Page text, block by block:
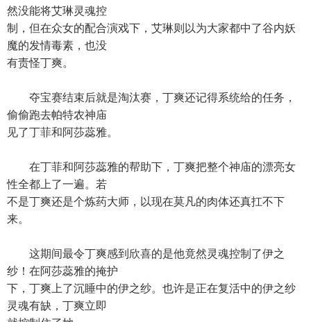
然没能将艾琳灵魂控
制，但在众女的配合演戏下，艾琳则以为大家都中了谷内妖
魔的发情毒素，也没
有责怪丁爽。
夺宝赛结束后就是淘汰赛，丁爽还记得系统给的任务，
偷偷跑去帕特农神庙
见了丁菲和阿莎蕊雅。
在丁菲和阿莎蕊雅的帮助下，丁爽把整个神庙的漂亮女
性全都上了一遍。若
不是丁爽还是个炼药大师，以现在莫凡的肉体还真扛不下
来。
这期间最令丁爽感到欣喜的是他竟然灵魂控制了伊之
纱！在阿莎蕊雅的掩护
下，丁爽上了沉睡中的伊之纱。也许是正在复活中的伊之纱
灵魂有缺，丁爽立即